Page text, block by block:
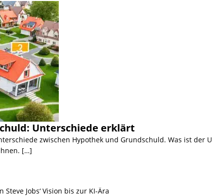
Unterschiede erklärt
zwischen Hypothek und Grundschuld. Was ist der
[…]
Jobs‘ Vision bis zur KI-Ära